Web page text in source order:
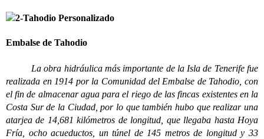
Embalse de Tahodio
La obra hidráulica más importante de la Isla de Tenerife fue
realizada en 1914 por la Comunidad del Embalse de Tahodio, con
el fin de almacenar agua para el riego de las fincas existentes en la
Costa Sur de la Ciudad, por lo que también hubo que realizar una
atarjea de 14,681 kilómetros de longitud, que llegaba hasta Hoya
Fría, ocho acueductos, un túnel de 145 metros de longitud y 33